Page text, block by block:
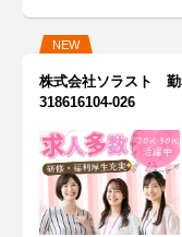
NEW
株式会社ソラスト 勤
318616104-026